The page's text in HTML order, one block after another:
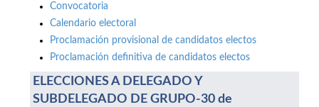
Convocatoria
Calendario electoral
Proclamación provisional de candidatos electos
Proclamación definitiva de candidatos electos
ELECCIONES A DELEGADO Y
SUBDELEGADO DE GRUPO-30 de